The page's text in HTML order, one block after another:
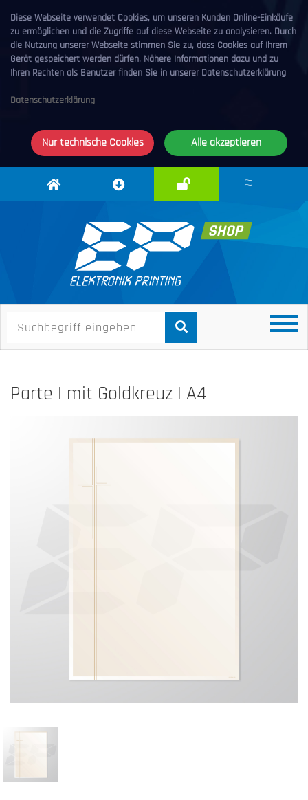
Diese Webseite verwendet Cookies, um unseren Kunden Online-Einkäufe
zu ermöglichen und die Zugriffe auf diese Webseite zu analysieren. Durch
die Nutzung unserer Webseite stimmen Sie zu, dass Cookies auf Ihrem
Gerät gespeichert werden dürfen. Nähere Informationen dazu und zu
Ihren Rechten als Benutzer finden Sie in unserer Datenschutzerklärung
Datenschutzerklärung
Nur technische Cookies Alle akzeptieren
Elektronik
Downloadcenter
Parte | mit Goldkreuz | A4